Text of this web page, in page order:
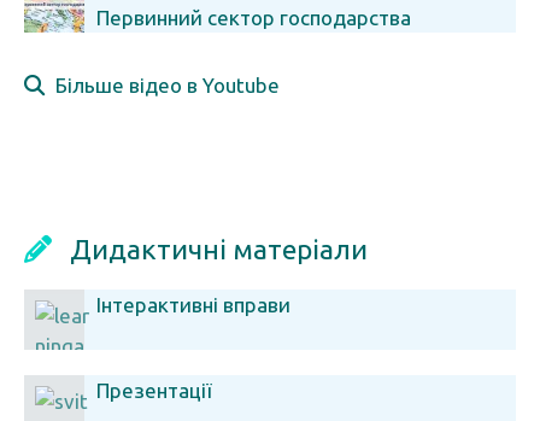
Первинний сектор господарства
Більше відео в Youtube
Дидактичні матеріали
Інтерактивні вправи
Презентації